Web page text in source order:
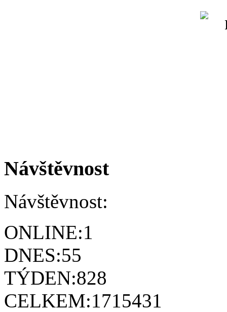
Návštěvnost
Návštěvnost:
ONLINE:1
DNES:55
TÝDEN:828
CELKEM:1715431